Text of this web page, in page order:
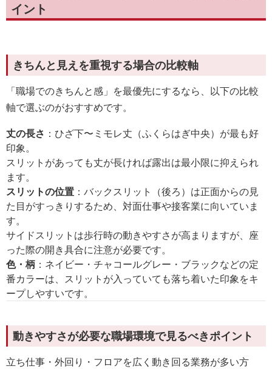
イント
きちんと見えを重視する場合の比較軸
「職場でのきちんと感」を最優先にするなら、以下の比較
軸で選ぶのがおすすめです。
丈の長さ ：ひざ下〜ミモレ丈（ふくらはぎ中央）が最も好
印象。
スリットがあっても丈が長ければ露出は最小限に抑えられ
ます。
スリットの位置 ：バックスリット（後ろ）は正面からの見
た目がすっきりするため、対面仕事や接客業に向いていま
す。
サイドスリットは歩行時の動きやすさが高まりますが、座
った際の開き具合に注意が必要です。
色・柄 ：ネイビー・チャコールグレー・ブラックなどの定
番カラーは、スリットが入っていても落ち着いた印象をキ
ープしやすいです。
動きやすさが必要な職場環境で見るべきポイント
立ち仕事・外回り・フロアを広く動き回る業務が多い方